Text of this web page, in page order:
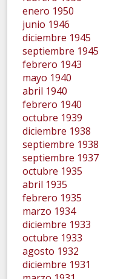
enero 1950
junio 1946
diciembre 1945
septiembre 1945
febrero 1943
mayo 1940
abril 1940
febrero 1940
octubre 1939
diciembre 1938
septiembre 1938
septiembre 1937
octubre 1935
abril 1935
febrero 1935
marzo 1934
diciembre 1933
octubre 1933
agosto 1932
diciembre 1931